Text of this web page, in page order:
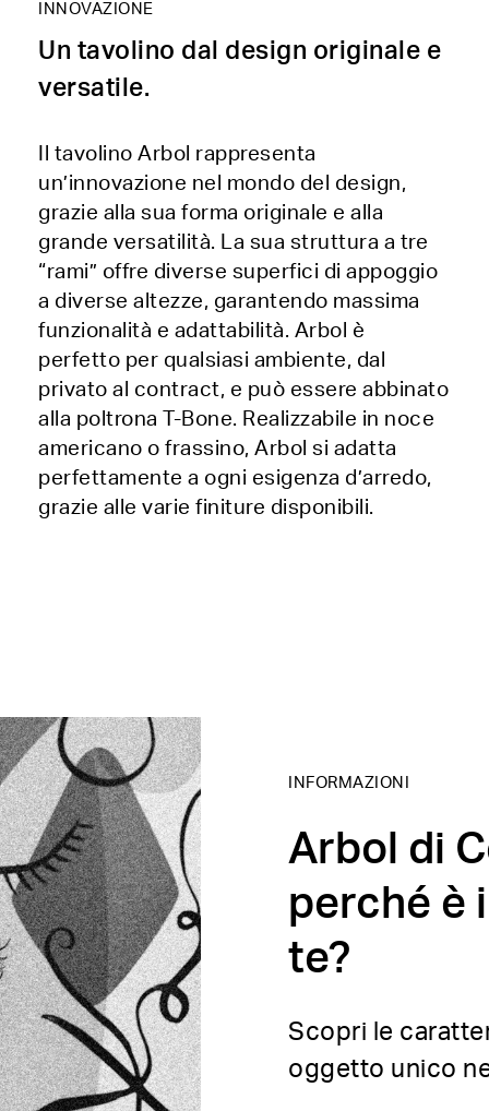
INNOVAZIONE
Un tavolino dal design originale e
versatile.
Il tavolino Arbol rappresenta
un’innovazione nel mondo del design,
grazie alla sua forma originale e alla
grande versatilità. La sua struttura a tre
“rami” offre diverse superfici di appoggio
a diverse altezze, garantendo massima
funzionalità e adattabilità. Arbol è
perfetto per qualsiasi ambiente, dal
privato al contract, e può essere abbinato
alla poltrona T-Bone. Realizzabile in noce
americano o frassino, Arbol si adatta
perfettamente a ogni esigenza d’arredo,
grazie alle varie finiture disponibili.
INFORMAZIONI
Arbol di
perché è
te?
Scopri le
oggetto unico